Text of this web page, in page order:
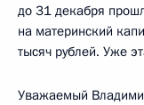
до 31 декабря
на материнский
тысяч рублей. Уже
Уважаемый